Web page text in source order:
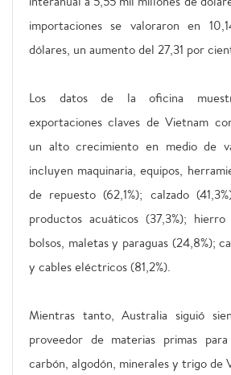
importaciones se valoraron en
dólares, un aumento del 27,31 por
Los datos de la oficina
exportaciones claves de Vietnam
un alto crecimiento en medio de
incluyen maquinaria, equipos,
de repuesto (62,1%); calzado
productos acuáticos (37,3%);
bolsos, maletas y paraguas (24,8%);
y cables eléctricos (81,2%).
Mientras tanto, Australia siguió
proveedor de materias primas
carbón, algodón, minerales y trigo de